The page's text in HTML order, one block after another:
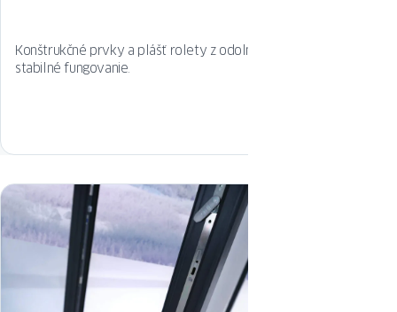
Konštrukčné prvky a plášť rolety z odolného hliníka zaručujú
stabilné fungovanie.